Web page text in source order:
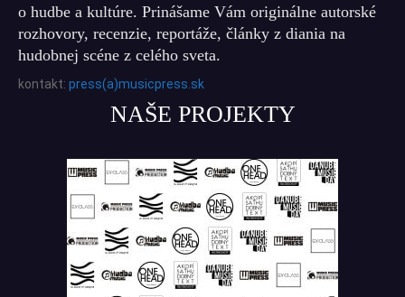
o hudbe a kultúre. Prinášame Vám originálne autorské
rozhovory, recenzie, reportáže, články z diania na
hudobnej scéne z celého sveta.
kontakt: press(a)musicpress.sk
NAŠE PROJEKTY